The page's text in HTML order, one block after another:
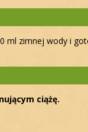
ml zimnej wody i
ciążę.